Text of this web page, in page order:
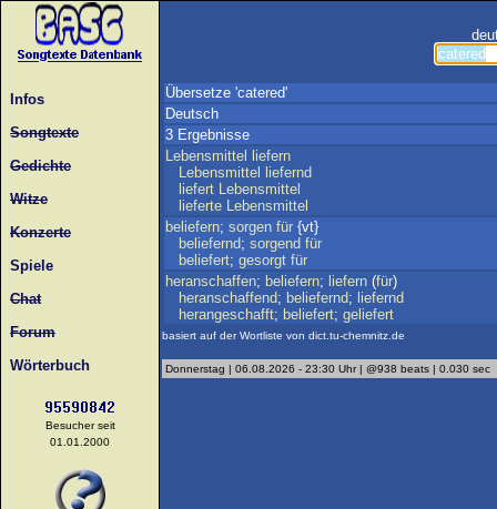
Infos
Songtexte
Gedichte
Witze
Konzerte
Spiele
Chat
Forum
Wörterbuch
Besucher seit
01.01.2000
Übersetze 'catered'
Deutsch
3 Ergebnisse
Lebensmittel
liefern
Lebensmittel
liefernd
liefert Lebensmittel
lieferte Lebensmittel
beliefern; sorgen für {vt}
beliefernd; sorgend für
beliefert; gesorgt für
heranschaffen; beliefern; liefern (für)
heranschaffend; beliefernd; liefernd
herangeschafft; beliefert; geliefert
basiert auf der Wortliste von dict.tu-chemnitz.de
Donnerstag | 06.08.2026 - 23:30 Uhr | @938 beats | 0.030 sec